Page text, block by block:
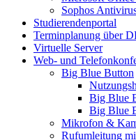
Sophos
Studierendenportal
Terminplanung über
Virtuelle Server
Web- und
Big Blue Button
Big Blue
Big Blue
Mikrofon &
Rufumleitung